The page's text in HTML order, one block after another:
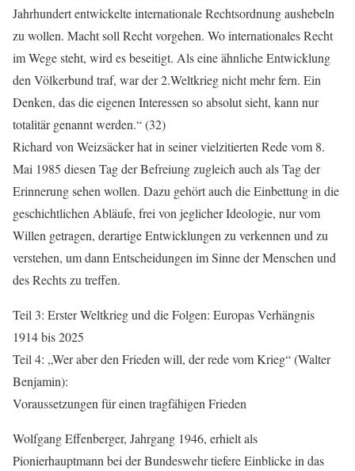
Jahrhundert entwickelte internationale Rechtsordnung aushebeln
zu wollen. Macht soll Recht vorgehen. Wo internationales Recht
im Wege steht, wird es beseitigt. Als eine ähnliche Entwicklung
den Völkerbund traf, war der 2.Weltkrieg nicht mehr fern. Ein
Denken, das die eigenen Interessen so absolut sieht, kann nur
totalitär genannt werden.“ (32)
Richard von Weizsäcker hat in seiner vielzitierten Rede vom 8.
Mai 1985 diesen Tag der Befreiung zugleich auch als Tag der
Erinnerung sehen wollen. Dazu gehört auch die Einbettung in die
geschichtlichen Abläufe, frei von jeglicher Ideologie, nur vom
Willen getragen, derartige Entwicklungen zu verkennen und zu
verstehen, um dann Entscheidungen im Sinne der Menschen und
des Rechts zu treffen.
Teil 3: Erster Weltkrieg und die Folgen: Europas Verhängnis
1914 bis 2025
Teil 4: „Wer aber den Frieden will, der rede vom Krieg“ (Walter
Benjamin):
Voraussetzungen für einen tragfähigen Frieden
Wolfgang Effenberger, Jahrgang 1946, erhielt als
Pionierhauptmann bei der Bundeswehr tiefere Einblicke in das